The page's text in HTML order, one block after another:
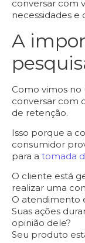
conversar com
necessidades e
A
Como vimos
conversar com
de retenção.
Isso porque a
consumidor
para a tomada
O cliente está
realizar uma
O atendimento
Suas ações
opinião dele?
Seu produto